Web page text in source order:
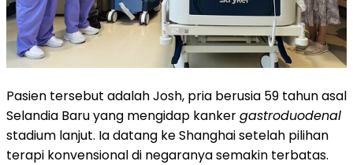
Pasien tersebut adalah Josh, pria berusia 59 tahun asal
Selandia Baru yang mengidap kankergastroduodenal
stadium lanjut. Ia datang ke Shanghai setelah pilihan
terapi konvensional di negaranya semakin terbatas.